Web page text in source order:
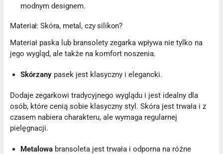
modnym designem.
Materiał: Skóra, metal, czy silikon?
Materiał paska lub bransolety zegarka wpływa nie tylko na
jego wygląd, ale także na komfort noszenia.
Skórzany pasek jest klasyczny i elegancki.
Dodaje zegarkowi tradycyjnego wyglądu i jest idealny dla
osób, które cenią sobie klasyczny styl. Skóra jest trwała i z
czasem nabiera charakteru, ale wymaga regularnej
pielęgnacji.
Metalowa bransoleta jest trwała i odporna na różne